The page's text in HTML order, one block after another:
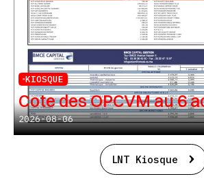
KIOSQUE
Cote des OPCVM au 6
2026-08-06
LNT Kiosque